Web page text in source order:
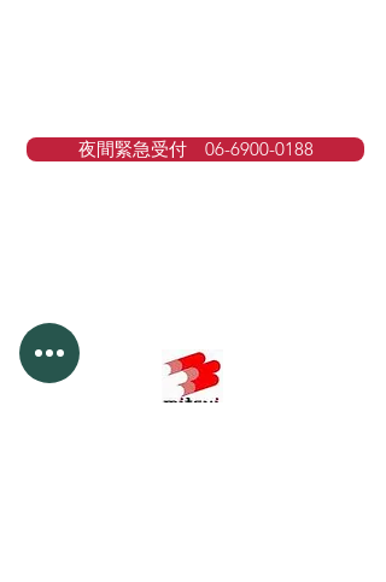
な入手困難が続いておりま
す。 弊社といたしましても、
夜間緊急受付 06-6900-0188